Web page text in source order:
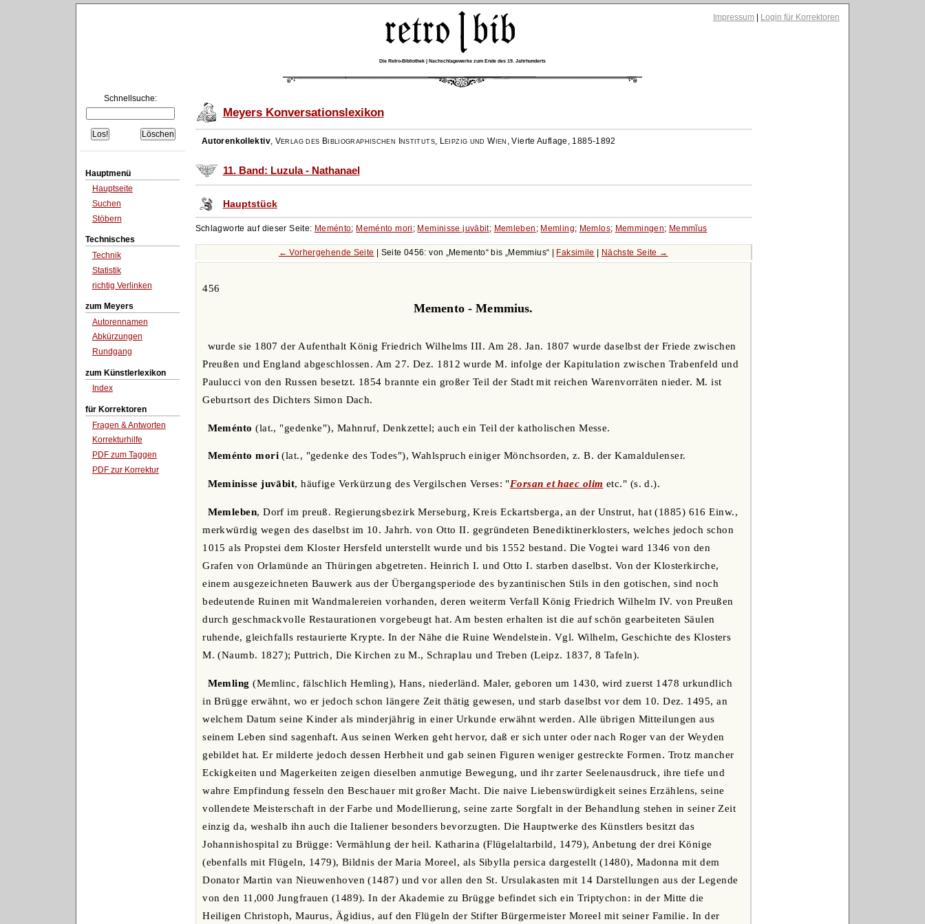
Impressum Login für Korrektoren
Die Retro-Bibliothek | Nachschlagewerke zum Ende des 19. Jahrhunderts
Schnellsuche:
Hauptmenü
Hauptseite
Suchen
Stöbern
Technisches
Technik
Statistik
richtig Verlinken
zum Meyers
Autorennamen
Abkürzungen
Rundgang
zum Künstlerlexikon
Index
für Korrektoren
Fragen & Antworten
Korrekturhilfe
PDF zum Taggen
PDF zur Korrektur
Meyers Konversationslexikon
Autorenkollektiv, Verlag des Bibliographischen Instituts, Leipzig und Wien ,Vierte Auflage, 1885-1892
11. Band: Luzula - Nathanael
Hauptstück
Schlagworte auf dieser Seite: Meménto; Meménto mori ; Meminisse juvābit; Memleben ; Memling; Memlos; Memmingen; Memmĭus
← Vorhergehende Seite | Seite 0456: von Memento bis Memmius Faksimile Nächste Seite →
456
Memento - Memmius.
wurde sie 1807 der Aufenthalt König Friedrich Wilhelms III. Am 28. Jan. 1807 wurde daselbst der Friede zwischen
Preußen und England abgeschlossen. Am 27. Dez. 1812 wurde M. infolge der Kapitulation zwischen Trabenfeld und
Paulucci von den Russen besetzt. 1854 brannte ein großer Teil der Stadt mit reichen Warenvorräten nieder. M. ist
Geburtsort des Dichters Simon Dach.
Meménto (lat., "gedenke"), Mahnruf, Denkzettel; auch ein Teil der katholischen Messe.
Meménto mori(lat., "gedenke des Todes"), Wahlspruch einiger Mönchsorden, z. B. der Kamaldulenser.
Meminisse juvābit, häufige Verkürzung des Vergilschen Verses: "Forsan et haec olim etc." (s. d.).
Memleben, Dorf im preuß. Regierungsbezirk Merseburg, Kreis Eckartsberga, an der Unstrut, hat (1885) 616 Einw.,
merkwürdig wegen des daselbst im 10. Jahrh. von Otto II. gegründeten Benediktinerklosters, welches jedoch schon
1015 als Propstei dem Kloster Hersfeld unterstellt wurde und bis 1552 bestand. Die Vogtei ward 1346 von den
Grafen von Orlamünde an Thüringen abgetreten. Heinrich I. und Otto I. starben daselbst. Von der Klosterkirche,
einem ausgezeichneten Bauwerk aus der Übergangsperiode des byzantinischen Stils in den gotischen, sind noch
bedeutende Ruinen mit Wandmalereien vorhanden, deren weiterm Verfall König Friedrich Wilhelm IV. von Preußen
durch geschmackvolle Restaurationen vorgebeugt hat. Am besten erhalten ist die auf schön gearbeiteten Säulen
ruhende, gleichfalls restaurierte Krypte. In der Nähe die Ruine Wendelstein. Vgl. Wilhelm, Geschichte des Klosters
M. (Naumb. 1827); Puttrich, Die Kirchen zu M., Schraplau und Treben (Leipz. 1837, 8 Tafeln).
Memling (Memlinc, fälschlich Hemling), Hans, niederländ. Maler, geboren um 1430, wird zuerst 1478 urkundlich
in Brügge erwähnt, wo er jedoch schon längere Zeit thätig gewesen, und starb daselbst vor dem 10. Dez. 1495, an
welchem Datum seine Kinder als minderjährig in einer Urkunde erwähnt werden. Alle übrigen Mitteilungen aus
seinem Leben sind sagenhaft. Aus seinen Werken geht hervor, daß er sich unter oder nach Roger van der Weyden
gebildet hat. Er milderte jedoch dessen Herbheit und gab seinen Figuren weniger gestreckte Formen. Trotz mancher
Eckigkeiten und Magerkeiten zeigen dieselben anmutige Bewegung, und ihr zarter Seelenausdruck, ihre tiefe und
wahre Empfindung fesseln den Beschauer mit großer Macht. Die naive Liebenswürdigkeit seines Erzählens, seine
vollendete Meisterschaft in der Farbe und Modellierung, seine zarte Sorgfalt in der Behandlung stehen in seiner Zeit
einzig da, weshalb ihn auch die Italiener besonders bevorzugten. Die Hauptwerke des Künstlers besitzt das
Johannishospital zu Brügge: Vermählung der heil. Katharina (Flügelaltarbild, 1479), Anbetung der drei Könige
(ebenfalls mit Flügeln, 1479), Bildnis der Maria Moreel, als Sibylla persica dargestellt (1480), Madonna mit dem
Donator Martin van Nieuwenhoven (1487) und vor allen den St. Ursulakasten mit 14 Darstellungen aus der Legende
von den 11,000 Jungfrauen (1489). In der Akademie zu Brügge befindet sich ein Triptychon: in der Mitte die
Heiligen Christoph, Maurus, Ägidius, auf den Flügeln der Stifter Bürgermeister Moreel mit seiner Familie. In der